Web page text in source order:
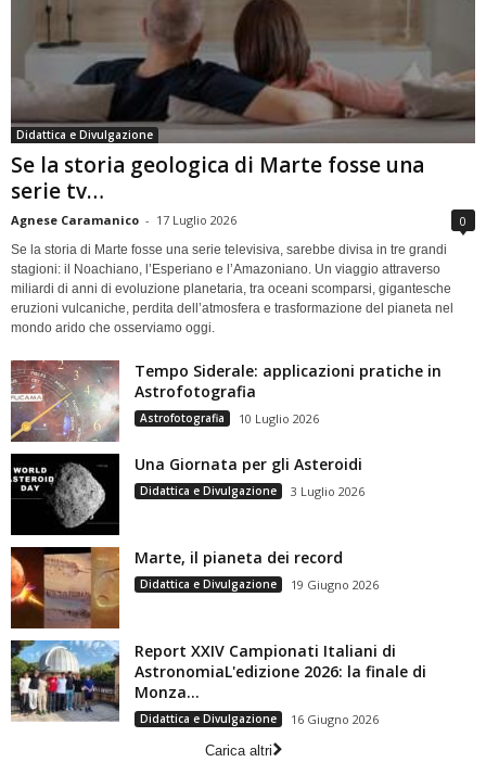
Didattica e Divulgazione
Se la storia geologica di Marte fosse una
serie tv…
Agnese Caramanico - 17 Luglio 2026 0
Se la storia di Marte fosse una serie televisiva, sarebbe divisa in tre grandi
stagioni: il Noachiano, l’Esperiano e l’Amazoniano. Un viaggio attraverso
miliardi di anni di evoluzione planetaria, tra oceani scomparsi, gigantesche
eruzioni vulcaniche, perdita dell’atmosfera e trasformazione del pianeta nel
mondo arido che osserviamo oggi.
Tempo Siderale: applicazioni pratiche in
Astrofotografia
Astrofotografia 10 Luglio 2026
Una Giornata per gli Asteroidi
Didattica e Divulgazione 3 Luglio 2026
Marte, il pianeta dei record
Didattica e Divulgazione 19 Giugno 2026
Report XXIV Campionati Italiani di
AstronomiaL'edizione 2026: la finale di
Monza...
Didattica e Divulgazione
16 Giugno 2026
Carica altri